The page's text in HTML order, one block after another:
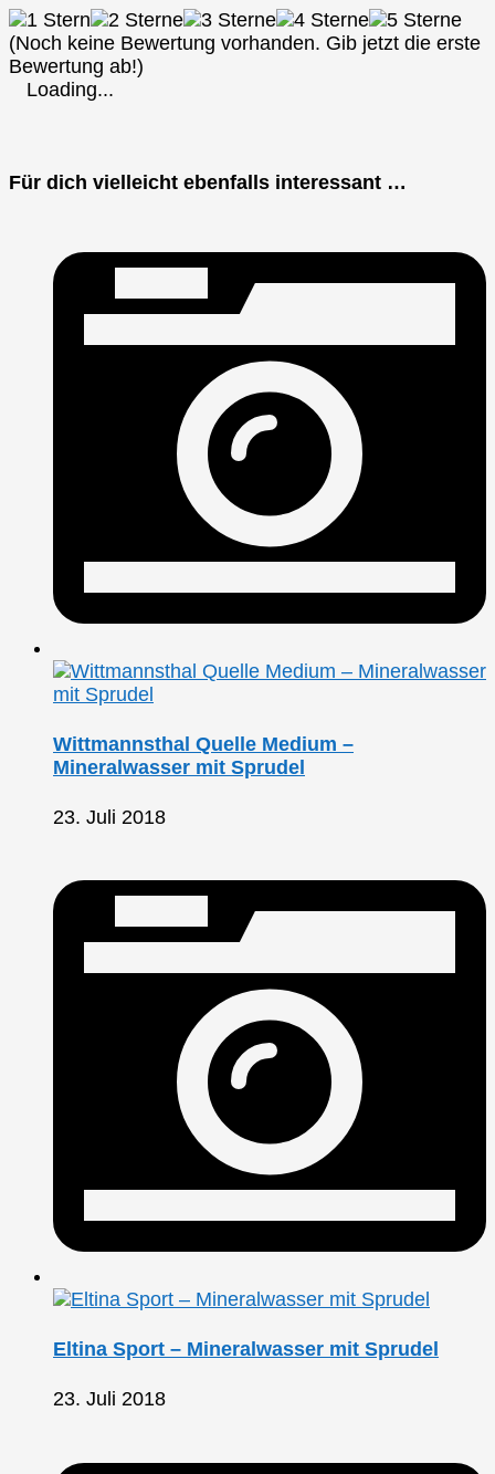
(Noch keine Bewertung vorhanden. Gib jetzt die erste
Bewertung ab!)
Loading...
Für dich vielleicht ebenfalls interessant …
Wittmannsthal Quelle Medium –
Mineralwasser mit Sprudel
23. Juli 2018
Eltina Sport – Mineralwasser mit Sprudel
23. Juli 2018